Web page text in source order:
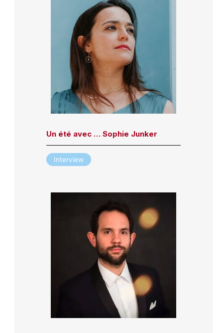
Un été avec … Sophie Junker
Interview